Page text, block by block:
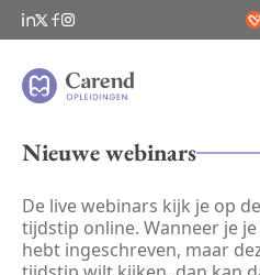
Nieuwe webinars
De live webinars kijk je op
tijdstip online. Wanneer je
hebt ingeschreven, maar